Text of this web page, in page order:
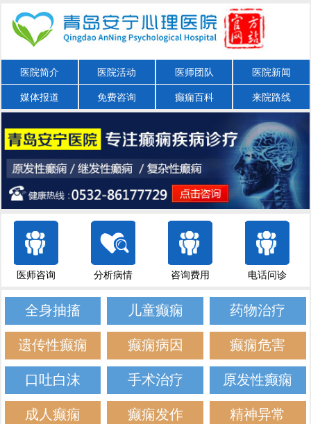
医院简介 医院活动 医师团队 医院新闻
媒体报道 免费咨询 癫痫百科 来院路线
医师咨询 分析病情 咨询费用 电话问诊
全身抽搐 儿童癫痫 药物治疗
遗传性癫痫 癫痫病因 癫痫危害
口吐白沫 手术治疗 原发性癫痫
成人癫痫 癫痫发作 精神异常